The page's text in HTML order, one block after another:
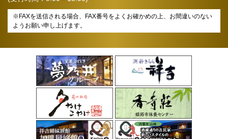
※FAXを送信される場合、FAX番号をよくお確かめの上、お間違いのない
ようお願い申し上げます。